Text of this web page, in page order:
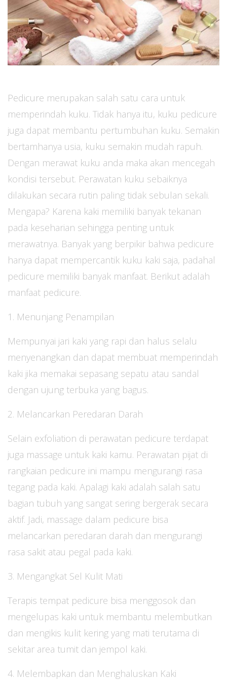
Pedicure merupakan salah satu cara untuk
memperindah kuku. Tidak hanya itu, kuku pedicure
juga dapat membantu pertumbuhan kuku. Semakin
bertamhanya usia, kuku semakin mudah rapuh.
Dengan merawat kuku anda maka akan mencegah
kondisi tersebut. Perawatan kuku sebaiknya
dilakukan secara rutin paling tidak sebulan sekali.
Mengapa? Karena kaki memiliki banyak tekanan
pada keseharian sehingga penting untuk
merawatnya. Banyak yang berpikir bahwa pedicure
hanya dapat mempercantik kuku kaki saja, padahal
pedicure memiliki banyak manfaat. Berikut adalah
manfaat pedicure.
1. Menunjang Penampilan
Mempunyai jari kaki yang rapi dan halus selalu
menyenangkan dan dapat membuat memperindah
kaki jika memakai sepasang sepatu atau sandal
dengan ujung terbuka yang bagus.
2. Melancarkan Peredaran Darah
Selain exfoliation di perawatan pedicure terdapat
juga massage untuk kaki kamu. Perawatan pijat di
rangkaian pedicure ini mampu mengurangi rasa
tegang pada kaki. Apalagi kaki adalah salah satu
bagian tubuh yang sangat sering bergerak secara
aktif. Jadi, massage dalam pedicure bisa
melancarkan peredaran darah dan mengurangi
rasa sakit atau pegal pada kaki.
3. Mengangkat Sel Kulit Mati
Terapis tempat pedicure bisa menggosok dan
mengelupas kaki untuk membantu melembutkan
dan mengikis kulit kering yang mati terutama di
sekitar area tumit dan jempol kaki.
4. Melembapkan dan Menghaluskan Kaki